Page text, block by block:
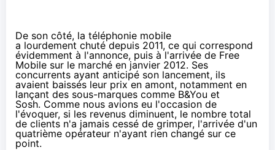
De son côté, la téléphonie mobile
a lourdement chuté depuis 2011, ce qui correspond
évidemment à l'annonce, puis à l'arrivée de Free
Mobile sur le marché en janvier 2012. Ses
concurrents ayant anticipé son lancement, ils
avaient baissés leur prix en amont, notamment en
lançant des sous-marques comme B&You et
Sosh. Comme nous avions eu l'occasion de
l'évoquer, si les revenus diminuent, le nombre total
de clients n'a jamais cessé de grimper, l'arrivée d'un
quatrième opérateur n'ayant rien changé sur ce
point.